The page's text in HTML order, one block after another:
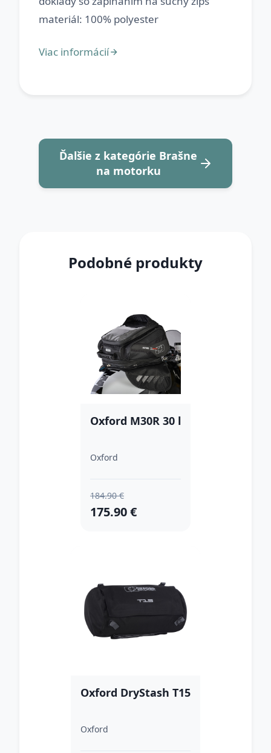
Ďalšie z kategórie Brašne
na motorku
Podobné produkty
Oxford M30R 30 l
Oxford
184.90 €
175.90 €
Oxford DryStash T15
Oxford